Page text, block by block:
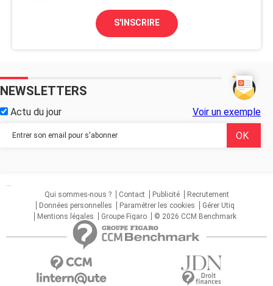
S'INSCRIRE
NEWSLETTERS
Actu du jour Voir un exemple
...
Qui sommes-nous ?
Contact Publicité
Recrutement
Données personnelles
Paramétrer les cookies
Gérer Utiq
Mentions légales
Groupe Figaro © 2026 CCM Benchmark